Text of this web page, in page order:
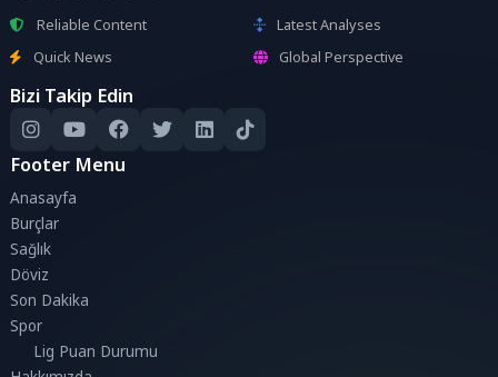
Reliable Content
Latest Analyses
Quick News
Global Perspective
Bizi Takip Edin
Footer Menu
Anasayfa
Burçlar
Sağlık
Döviz
Son Dakika
Spor
Lig Puan Durumu